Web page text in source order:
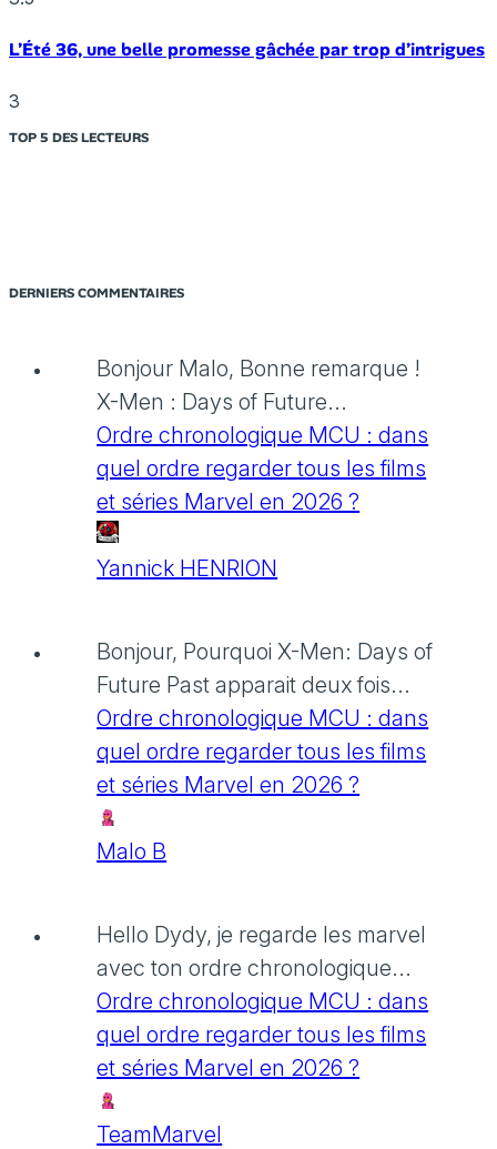
L’Été 36, une belle promesse gâchée par trop d’intrigues
3
TOP 5 DES LECTEURS
DERNIERS COMMENTAIRES
Bonjour Malo, Bonne remarque !
X-Men : Days of Future...
Ordre chronologique MCU : dans
quel ordre regarder tous les films
et séries Marvel en 2026 ?
Yannick HENRION
Bonjour, Pourquoi X-Men: Days of
Future Past apparait deux fois...
Ordre chronologique MCU : dans
quel ordre regarder tous les films
et séries Marvel en 2026 ?
Malo B
Hello Dydy, je regarde les marvel
avec ton ordre chronologique...
Ordre chronologique MCU : dans
quel ordre regarder tous les films
et séries Marvel en 2026 ?
TeamMarvel